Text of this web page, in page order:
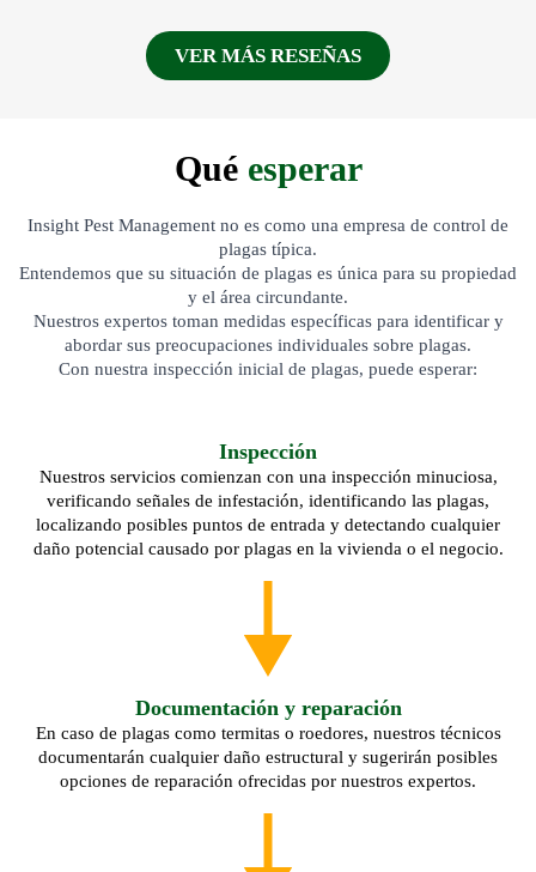
VER MÁS RESEÑAS
Qué esperar
Insight Pest Management no es como una empresa de control de
plagas típica.
Entendemos que su situación de plagas es única para su propiedad
y el área circundante.
Nuestros expertos toman medidas específicas para identificar y
abordar sus preocupaciones individuales sobre plagas.
Con nuestra inspección inicial de plagas, puede esperar:
Inspección
Nuestros servicios comienzan con una inspección minuciosa,
verificando señales de infestación, identificando las plagas,
localizando posibles puntos de entrada y detectando cualquier
daño potencial causado por plagas en la vivienda o el negocio.
Documentación y reparación
En caso de plagas como termitas o roedores, nuestros técnicos
documentarán cualquier daño estructural y sugerirán posibles
opciones de reparación ofrecidas por nuestros expertos.